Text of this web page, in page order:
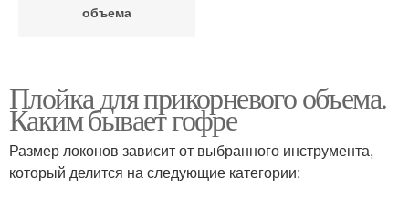
объема
Плойка для прикорневого объема.
Каким бывает гофре
Размер локонов зависит от выбранного инструмента,
который делится на следующие категории: